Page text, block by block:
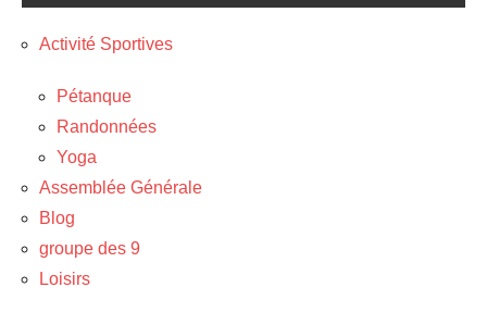
Activité Sportives
Pétanque
Randonnées
Yoga
Assemblée Générale
Blog
groupe des 9
Loisirs